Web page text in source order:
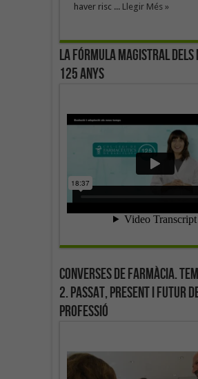
haver risc ... Llegir Més »
La fórmula magistral dels
125 anys
Converses de farmàcia.
2. Passat, present i futur
professió